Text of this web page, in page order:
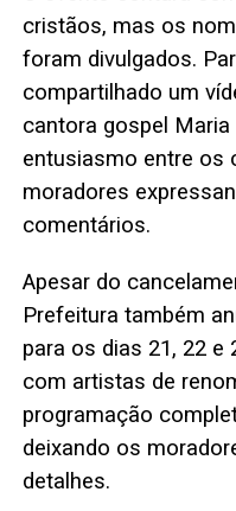
cristãos, mas os
foram divulgados.
compartilhado um
cantora gospel
entusiasmo entre os
moradores
comentários.
Apesar do
Prefeitura também
para os dias 21, 22 e
com artistas de
programação
deixando os
detalhes.